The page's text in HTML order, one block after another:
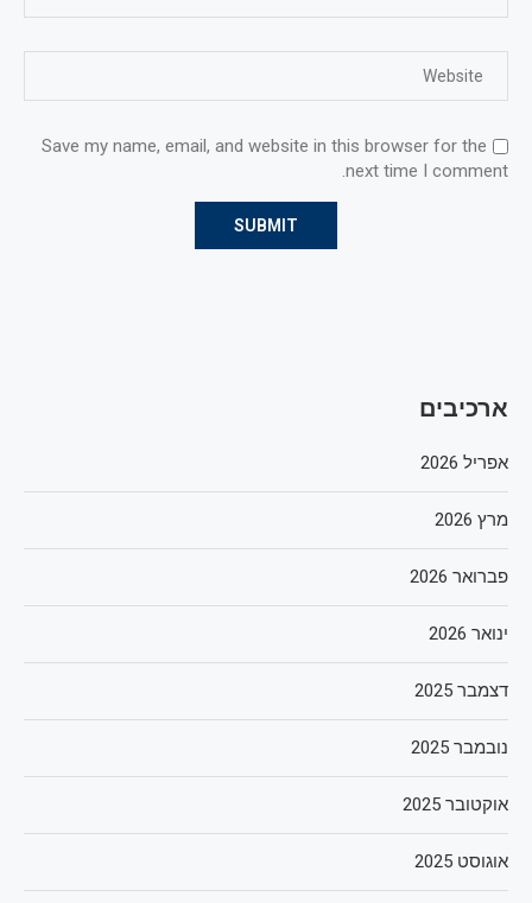
Save my name, email, and website in this browser for the
next time I comment.
ארכיבים
אפריל 2026
מרץ 2026
פברואר 2026
ינואר 2026
דצמבר 2025
נובמבר 2025
אוקטובר 2025
אוגוסט 2025